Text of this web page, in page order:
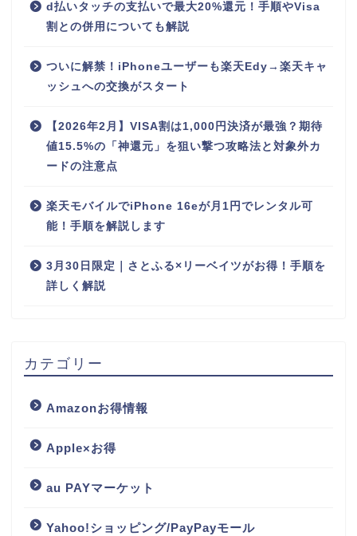
d払いタッチの支払いで最大20%還元！手順やVisa
割との併用についても解説
ついに解禁！iPhoneユーザーも楽天Edy→楽天キャ
ッシュへの交換がスタート
【2026年2月】VISA割は1,000円決済が最強？期待
値15.5%の「神還元」を狙い撃つ攻略法と対象外カ
ードの注意点
楽天モバイルでiPhone 16eが月1円でレンタル可
能！手順を解説します
3月30日限定｜さとふる×リーベイツがお得！手順を
詳しく解説
カテゴリー
Amazonお得情報
Apple×お得
au PAYマーケット
Yahoo!ショッピング/PayPayモール